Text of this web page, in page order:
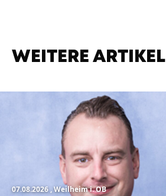
WEITERE ARTIKEL
07.08.2026, Weilheim i. OB